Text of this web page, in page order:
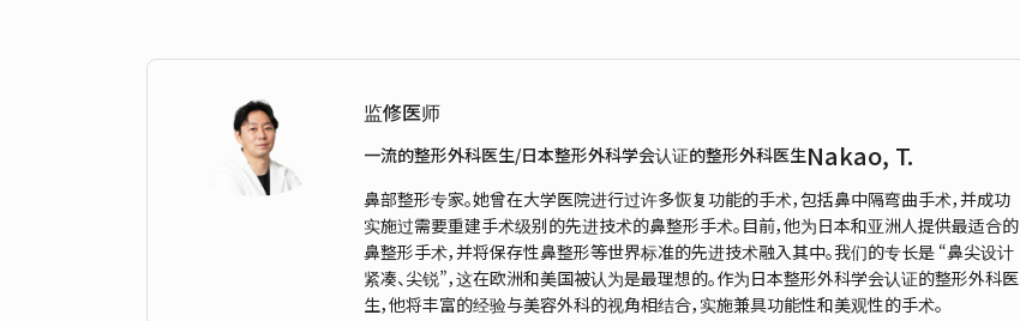
监修医师
一流的整形外科医生/日本整形外科学会认证的整形外科医生Nakao, T.
鼻部整形专家。她曾在大学医院进行过许多恢复功能的手术，包括鼻中隔弯曲手术，并成功
实施过需要重建手术级别的先进技术的鼻整形手术。目前，他为日本和亚洲人提供最适合的
鼻整形手术，并将保存性鼻整形等世界标准的先进技术融入其中。我们的专长是 “鼻尖设计
紧凑、尖锐”，这在欧洲和美国被认为是最理想的。作为日本整形外科学会认证的整形外科医
生，他将丰富的经验与美容外科的视角相结合，实施兼具功能性和美观性的手术。